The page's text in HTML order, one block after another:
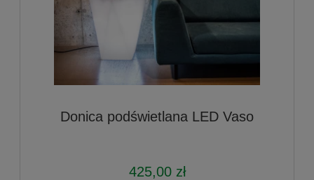
Donica podświetlana LED Vaso
425,00 zł